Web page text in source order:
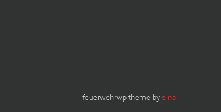
feuerwehrwp theme by sinci